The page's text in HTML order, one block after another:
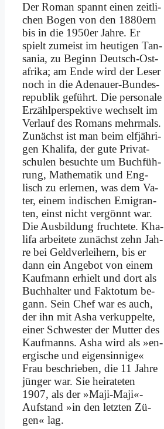
Der Ro­man spannt ei­nen zeit­li­
chen Bo­gen von den 1880ern
bis in die 1950er Jah­re. Er
spielt zu­meist im heu­ti­gen Tan­
sa­nia, zu Be­ginn Deutsch-Ost­
afri­ka; am En­de wird der Le­ser
noch in die Ade­nau­er-Bun­des­
re­pu­blik ge­führt. Die per­so­na­le
Er­zähl­per­spek­ti­ve wech­selt im
Ver­lauf des Ro­mans mehr­mals.
Zu­nächst ist man beim elf­jäh­ri­
gen Kha­li­fa, der gu­te Pri­vat­
schu­len be­such­te um Buch­füh­
rung, Ma­the­ma­tik und Eng­
lisch zu er­ler­nen, was dem Va­
ter, ei­nem in­di­schen Emi­gran­
ten, einst nicht ver­gönnt war.
Die Aus­bil­dung fruch­te­te. Kha­
li­fa ar­bei­te­te zu­nächst zehn Jah­
re bei Geld­ver­lei­hern, bis er
dann ein An­ge­bot von ei­nem
Kauf­mann er­hielt und dort als
Buch­hal­ter und Fak­to­tum be­
gann. Sein Chef war es auch,
der ihn mit Asha ver­kup­pel­te,
ei­ner Schwe­ster der Mut­ter des
Kauf­manns. Asha wird als »en­
er­gi­sche und ei­gen­sin­ni­ge«
Frau be­schrie­ben, die 11 Jah­re
jün­ger war. Sie hei­ra­te­ten
1907, als der »Maji-Maji«-
Aufstand »in den letz­ten Zü­
gen« lag.